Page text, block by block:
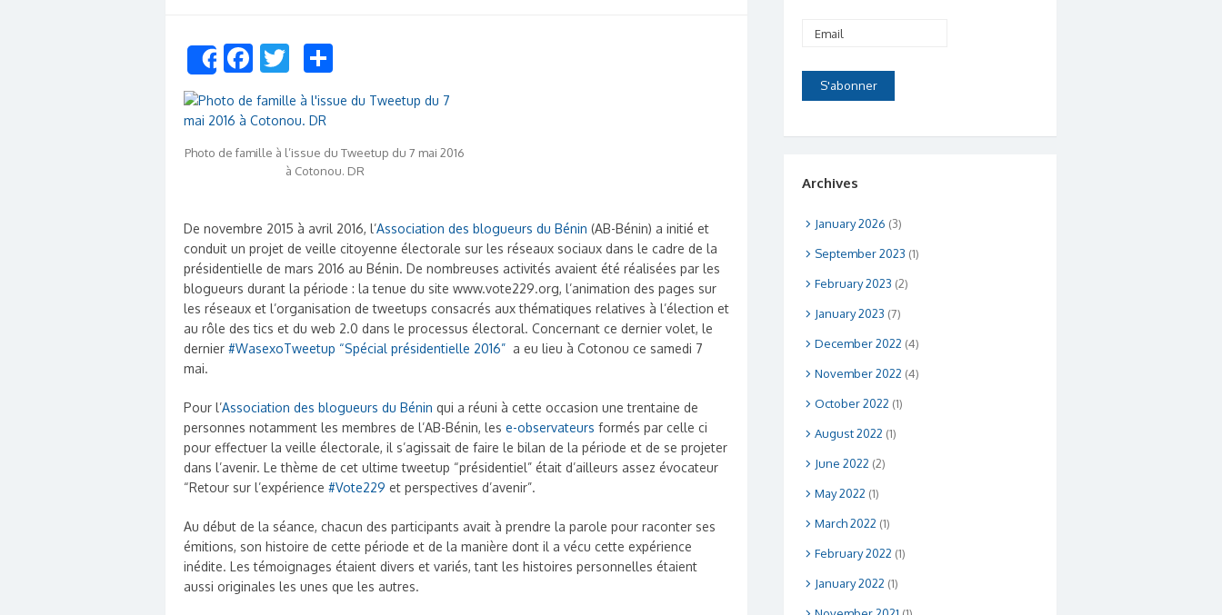
ShareFacebook
Twitter
Photo de famille à l’issue du Tweetup du 7 mai 2016
à Cotonou. DR
De novembre 2015 à avril 2016, l’Association des blogueurs du Bénin (AB-Bénin) a initié et
conduit un projet de veille citoyenne électorale sur les réseaux sociaux dans le cadre de la
présidentielle de mars 2016 au Bénin. De nombreuses activités avaient été réalisées par les
blogueurs durant la période : la tenue du site www.vote229.org, l’animation des pages sur
les réseaux et l’organisation de tweetups consacrés aux thématiques relatives à l’élection et
au rôle des tics et du web 2.0 dans le processus électoral. Concernant ce dernier volet, le
dernier #WasexoTweetup “Spécial présidentielle 2016” a eu lieu à Cotonou ce samedi 7
mai.
Pour l’Association des blogueurs du Bénin qui a réuni à cette occasion une trentaine de
personnes notamment les membres de l’AB-Bénin, les e-observateurs formés par celle ci
pour effectuer la veille électorale, il s’agissait de faire le bilan de la période et de se projeter
dans l’avenir. Le thème de cet ultime tweetup “présidentiel” était d’ailleurs assez évocateur
“Retour sur l’expérience #Vote229 et perspectives d’avenir”.
Au début de la séance, chacun des participants avait à prendre la parole pour raconter ses
émitions, son histoire de cette période et de la manière dont il a vécu cette expérience
inédite. Les témoignages étaient divers et variés, tant les histoires personnelles étaient
aussi originales les unes que les autres.
Archives
January 2026 (3)
September 2023 (1)
February 2023 (2)
January 2023 (7)
December 2022 (4)
November 2022 (4)
October 2022 (1)
August 2022 (1)
June 2022 (2)
May 2022 (1)
March 2022 (1)
February 2022 (1)
January 2022 (1)